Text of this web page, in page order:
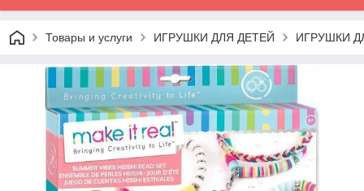
Товары и услуги ИГРУШКИ ДЛЯ ДЕТЕЙ ИГРУШКИ